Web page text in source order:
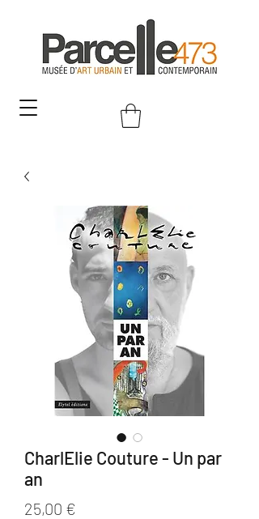
CharlElie Couture - Un par
an
25,00 €